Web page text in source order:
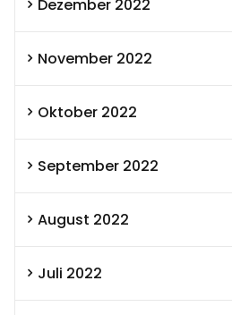
Dezember 2022
November 2022
Oktober 2022
September 2022
August 2022
Juli 2022